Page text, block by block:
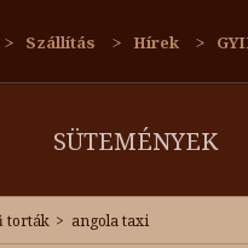
Szállítás Hírek
SÜTEMÉNYEK
torták angola taxi